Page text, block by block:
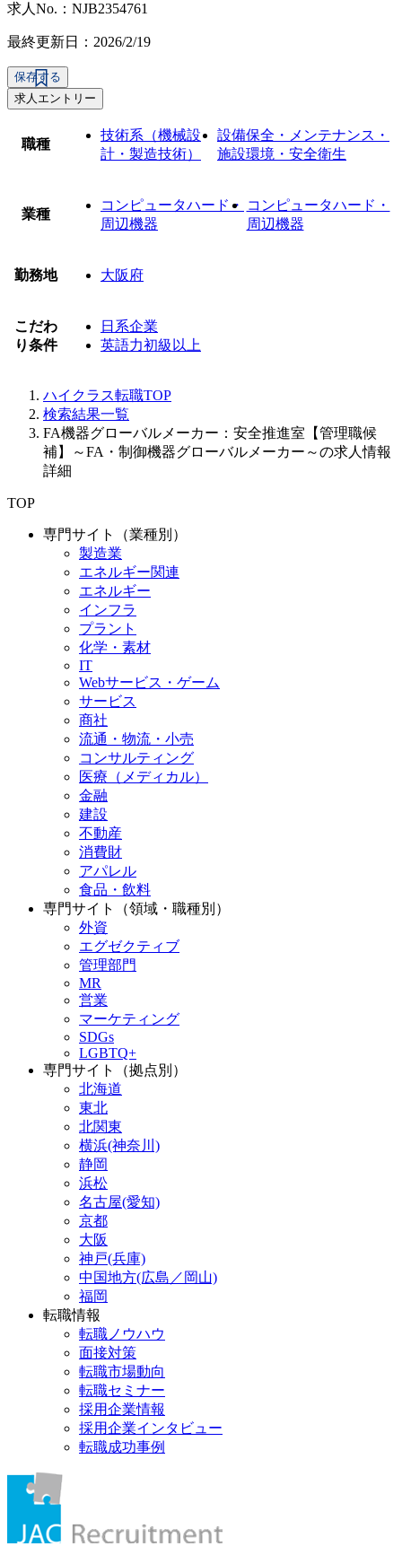
求人No.：NJB2354761
最終更新日：2026/2/19
保存する
求人エントリー
職種
技術系（機械設
計・製造技術）
設備保全・メンテナンス・
施設環境・安全衛生
業種
コンピュータハード・
周辺機器
コンピュータハード・
周辺機器
勤務地 大阪府
こだわ
り条件
日系企業
英語力初級以上
ハイクラス転職TOP
検索結果一覧
FA機器グローバルメーカー：安全推進室【管理職候
補】～FA・制御機器グローバルメーカー～の求人情報
詳細
TOP
専門サイト（業種別）
製造業
エネルギー関連
エネルギー
インフラ
プラント
化学・素材
IT
Webサービス・ゲーム
サービス
商社
流通・物流・小売
コンサルティング
医療（メディカル）
金融
建設
不動産
消費財
アパレル
食品・飲料
専門サイト（領域・職種別）
外資
エグゼクティブ
管理部門
MR
営業
マーケティング
SDGs
LGBTQ+
専門サイト（拠点別）
北海道
東北
北関東
横浜(神奈川)
静岡
浜松
名古屋(愛知)
京都
大阪
神戸(兵庫)
中国地方(広島／岡山)
福岡
転職情報
転職ノウハウ
面接対策
転職市場動向
転職セミナー
採用企業情報
採用企業インタビュー
転職成功事例